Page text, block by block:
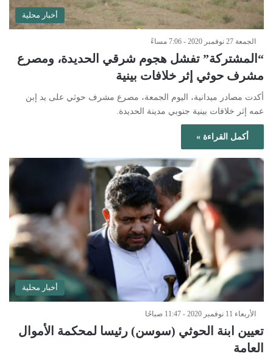
أخبار محلية
الجمعة 27 نوفمبر 2020 - 7:06 مساءً
“المشتركة” تفشل هجوم شرقي الحديدة، ومصرع
مشرف حوثي إثر خلافات بينية
أكدت مصادر ميدانية، اليوم الجمعة، مصرع مشرف حوثي على يد إبن
عمه إثر خلافات بينية جنوبي مدينة الحديدة.
أكمل القراءة »
أخبار محلية
الأربعاء 11 نوفمبر 2020 - 11:47 صباحًا
تعيين ابنة الحوثي (سوسن) رئيسا لمحكمة الأموال
العامة